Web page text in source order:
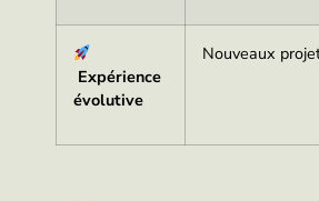
Expérience
évolutive
Nouveaux